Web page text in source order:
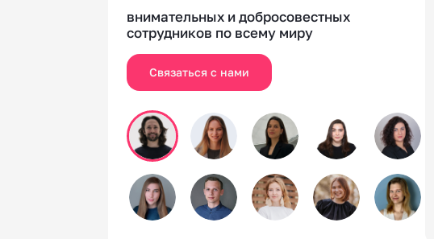
внимательных и добросовестных
сотрудников по всему миру
Связаться с нами